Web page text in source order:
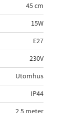
45 cm
15W
E27
230V
Utomhus
IP44